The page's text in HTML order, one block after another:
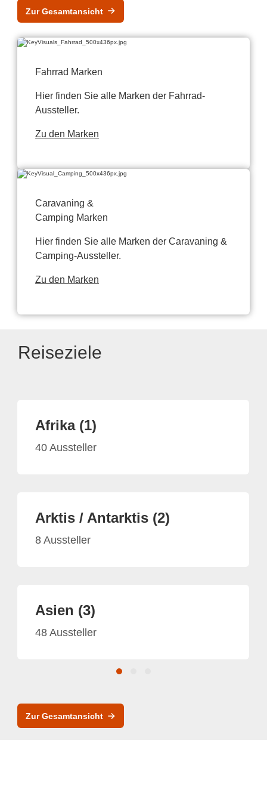
Zur Gesamtansicht
Fahrrad Marken
Hier finden Sie alle Marken der Fahrrad-
Aussteller.
Zu den Marken
Caravaning &
Camping Marken
Hier finden Sie alle Marken der Caravaning &
Camping-Aussteller.
Zu den Marken
Reiseziele
Afrika (1)
40 Aussteller
Arktis / Antarktis (2)
8 Aussteller
Asien (3)
48 Aussteller
Zur Gesamtansicht